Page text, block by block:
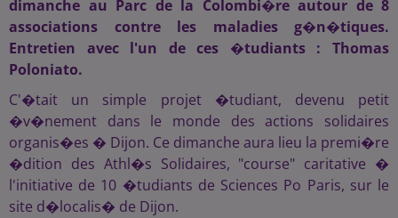
dimanche au Parc de la Colombi�re autour de 8
associations contre les maladies g�n�tiques.
Entretien avec l'un de ces �tudiants : Thomas
Poloniato.
C'�tait un simple projet �tudiant, devenu petit
�v�nement dans le monde des actions solidaires
organis�es � Dijon. Ce dimanche aura lieu la premi�re
�dition des Athl�s Solidaires, "course" caritative �
l'initiative de 10 �tudiants de Sciences Po Paris, sur le
site d�localis� de Dijon.